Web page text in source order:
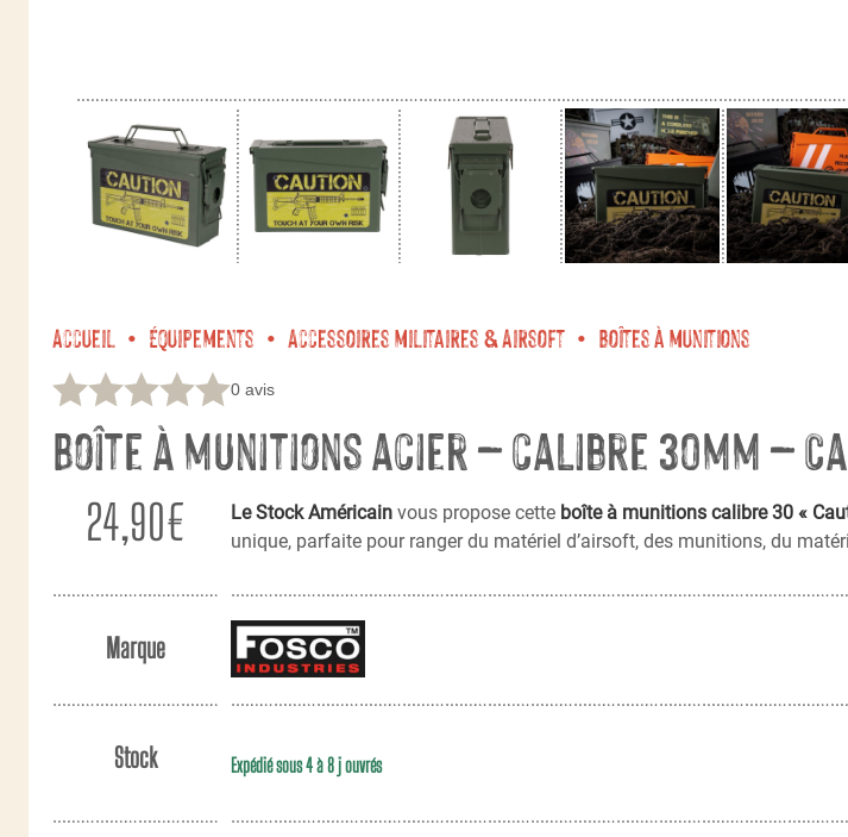
Accueil Équipements Accessoires militaires & Airsoft Boîtes à munitions
0 avis
Boîte à munitions acier – calibre 30mm –
24,90€ Le Stock Américain vous propose cette boîte à munitions calibre 30 «
unique, parfaite pour ranger du matériel d’airsoft, des munitions, du
Marque
Stock Expédié sous 4 à 8 j ouvrés